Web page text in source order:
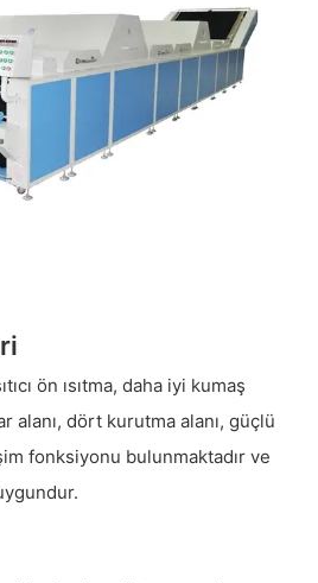
ön ısıtma, daha iyi kumaş
alanı, dört kurutma alanı, güçlü
fonksiyonu bulunmaktadır ve